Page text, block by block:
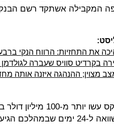
בתקופה המקבילה אשתקד רשם
את התחזיות: הרווח הנקי
בקרדיט סוויס שעברה
מצוין; ההנהגה איזנה אותה